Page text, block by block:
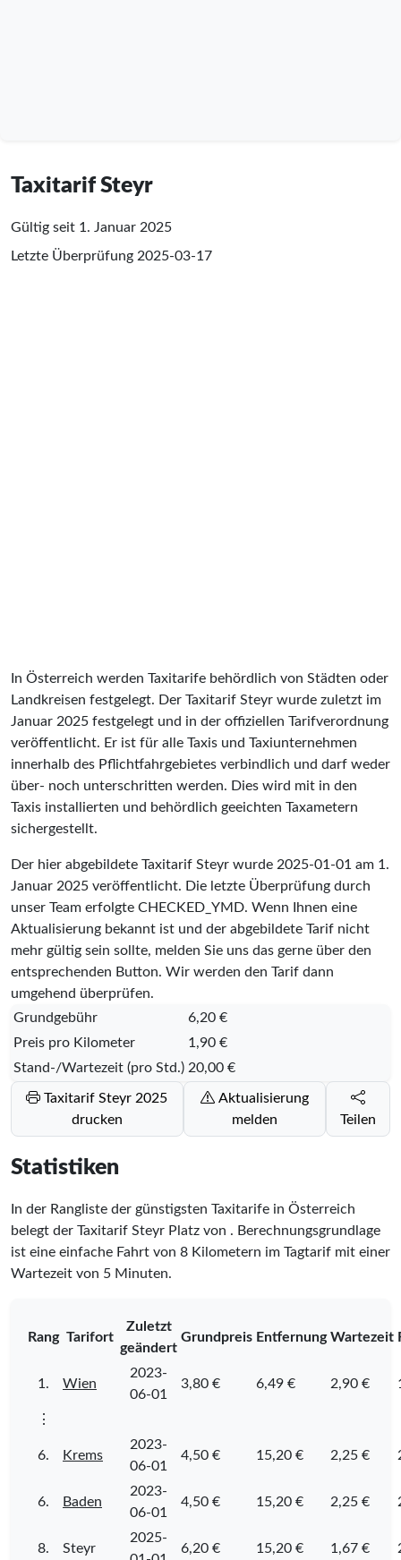
Taxitarif Steyr
Gültig seit 1. Januar 2025
Letzte Überprüfung 2025-03-17
In Österreich werden Taxitarife behördlich von Städten oder
Landkreisen festgelegt. Der Taxitarif Steyr wurde zuletzt im
Januar 2025 festgelegt und in der offiziellen Tarifverordnung
veröffentlicht. Er ist für alle Taxis und Taxiunternehmen
innerhalb des Pflichtfahrgebietes verbindlich und darf weder
über- noch unterschritten werden. Dies wird mit in den
Taxis installierten und behördlich geeichten Taxametern
sichergestellt.
Der hier abgebildete Taxitarif Steyr wurde 2025-01-01 am 1.
Januar 2025 veröffentlicht. Die letzte Überprüfung durch
unser Team erfolgte CHECKED_YMD. Wenn Ihnen eine
Aktualisierung bekannt ist und der abgebildete Tarif nicht
mehr gültig sein sollte, melden Sie uns das gerne über den
entsprechenden Button. Wir werden den Tarif dann
umgehend überprüfen.
Grundgebühr
6,20 €
Preis pro Kilometer
1,90 €
Stand-/Wartezeit (pro Std.) 20,00 €
Taxitarif Steyr 2025
drucken
Aktualisierung
melden
Teilen
Statistiken
In der Rangliste der günstigsten Taxitarife in Österreich
belegt der Taxitarif Steyr Platz von . Berechnungsgrundlage
ist eine einfache Fahrt von 8 Kilometern im Tagtarif mit einer
Wartezeit von 5 Minuten.
Rang Tarifort
Zuletzt
geändert
Grundpreis Entfernung Wartezeit
1. Wien
2023-
06-01
3,80 € 6,49 € 2,90 €
⋮
6. Krems
2023-
06-01
4,50 € 15,20 € 2,25 €
6. Baden
2023-
06-01
4,50 € 15,20 € 2,25 €
8. Steyr
2025-
6,20 € 15,20 € 1,67 €